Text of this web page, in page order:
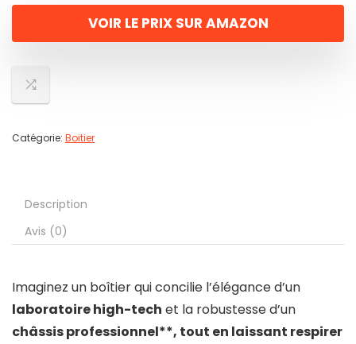
VOIR LE PRIX SUR AMAZON
Catégorie: Boitier
Description
Avis (0)
Imaginez un boîtier qui concilie l’élégance d’un
laboratoire high-tech et la robustesse d’un
châssis professionnel**, tout en laissant respirer